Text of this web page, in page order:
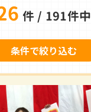
件 / 191件中
条件で絞り込む